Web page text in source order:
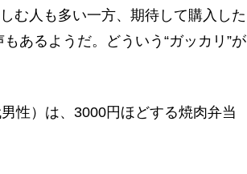
む人も多い一方、期待して購入した
あるようだ。どういう“ガッカリ”が
性）は、3000円ほどする焼肉弁当